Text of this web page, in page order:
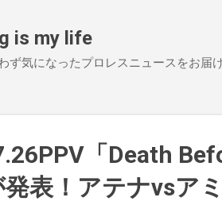
is my life
ず気になったプロレスニュースをお届
「Death
発表！アテナvsア